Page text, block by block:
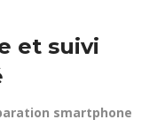
et suivi
smartphone